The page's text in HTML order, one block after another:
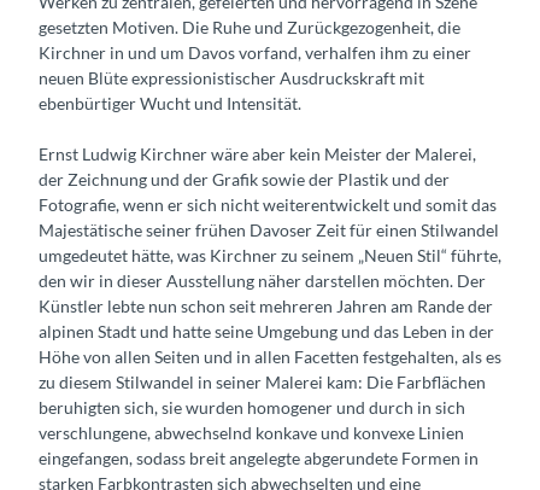
gesetzten Motiven. Die Ruhe und Zurückgezogenheit, die
Kirchner in und um Davos vorfand, verhalfen ihm zu einer
neuen Blüte expressionistischer Ausdruckskraft mit
ebenbürtiger Wucht und Intensität.
Ernst Ludwig Kirchner wäre aber kein Meister der Malerei,
der Zeichnung und der Grafik sowie der Plastik und der
Fotografie, wenn er sich nicht weiterentwickelt und somit das
Majestätische seiner frühen Davoser Zeit für einen Stilwandel
umgedeutet hätte, was Kirchner zu seinem „Neuen Stil“ führte,
den wir in dieser Ausstellung näher darstellen möchten. Der
Künstler lebte nun schon seit mehreren Jahren am Rande der
alpinen Stadt und hatte seine Umgebung und das Leben in der
Höhe von allen Seiten und in allen Facetten festgehalten, als es
zu diesem Stilwandel in seiner Malerei kam: Die Farbflächen
beruhigten sich, sie wurden homogener und durch in sich
verschlungene, abwechselnd konkave und konvexe Linien
eingefangen, sodass breit angelegte abgerundete Formen in
starken Farbkontrasten sich abwechselten und eine